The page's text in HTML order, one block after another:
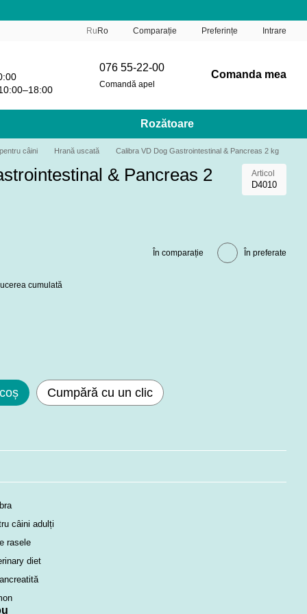
Ru Ro Comparație Preferințe Intrare
076 55-22-00
Comandă apel
Comanda mea
Rozătoare
câini Hrană uscată Calibra VD Dog Gastrointestinal & Pancreas 2 kg
& Pancreas 2
Articol
D4010
În comparație În preferate
cumulată
Cumpără cu un clic
câini adulți
rasele
diet